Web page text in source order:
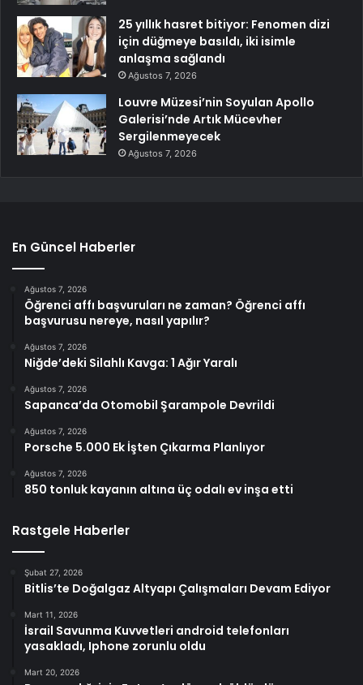
25 yıllık hasret bitiyor: Fenomen dizi
için düğmeye basıldı, iki isimle
anlaşma sağlandı
Ağustos 7, 2026
Louvre Müzesi’nin Soyulan Apollo
Galerisi’nde Artık Mücevher
Sergilenmeyecek
Ağustos 7, 2026
En Güncel Haberler
Ağustos 7, 2026
Öğrenci affı başvuruları ne zaman? Öğrenci affı
başvurusu nereye, nasıl yapılır?
Ağustos 7, 2026
Niğde’deki Silahlı Kavga: 1 Ağır Yaralı
Ağustos 7, 2026
Sapanca’da Otomobil Şarampole Devrildi
Ağustos 7, 2026
Porsche 5.000 Ek İşten Çıkarma Planlıyor
Ağustos 7, 2026
850 tonluk kayanın altına üç odalı ev inşa etti
Rastgele Haberler
Şubat 27, 2026
Bitlis’te Doğalgaz Altyapı Çalışmaları Devam Ediyor
Mart 11, 2026
İsrail Savunma Kuvvetleri android telefonları
yasakladı, Iphone zorunlu oldu
Mart 20, 2026